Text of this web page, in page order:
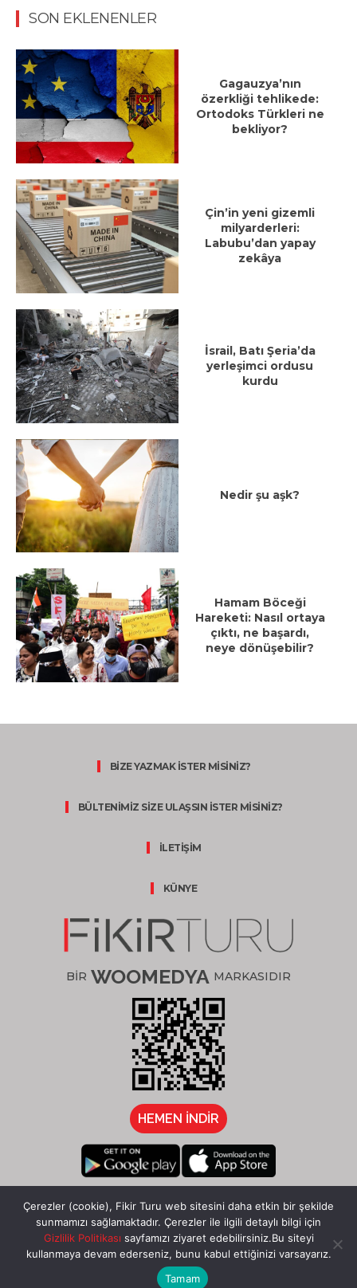
SON EKLENENLER
Gagauzya’nın
özerkliği tehlikede:
Ortodoks Türkleri ne
bekliyor?
Çin’in yeni gizemli
milyarderleri:
Labubu’dan yapay
zekâya
İsrail, Batı Şeria’da
yerleşimci ordusu
kurdu
Nedir şu aşk?
Hamam Böceği
Hareketi: Nasıl ortaya
çıktı, ne başardı,
neye dönüşebilir?
BİZE YAZMAK İSTER MİSİNİZ?
BÜLTENİMİZ SİZE ULAŞSIN İSTER MİSİNİZ?
İLETİŞİM
KÜNYE
BİR WOOMEDYA MARKASIDIR
HEMEN İNDİR
Çerezler (cookie), Fikir Turu web sitesini daha etkin bir şekilde
sunmamızı sağlamaktadır. Çerezler ile ilgili detaylı bilgi için
Gizlilik Politikası sayfamızı ziyaret edebilirsiniz.Bu siteyi
kullanmaya devam ederseniz, bunu kabul ettiğinizi varsayarız.
Tamam